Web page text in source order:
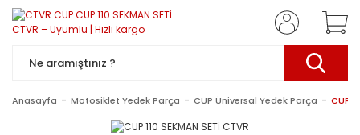
Anasayfa Motosiklet Yedek Parça CUP Üniversal Yedek Parça CUP